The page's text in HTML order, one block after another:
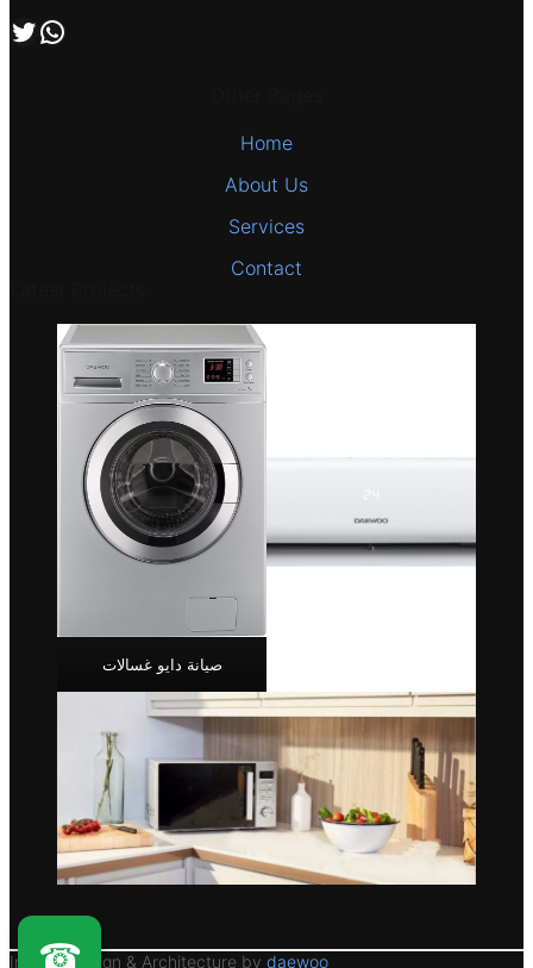
تابعنا علي صفحة التويتر اتصل بنا علي طريق الوتساب
Home
About Us
Services
Contact
صيانة دايو غسالات
Interior Design & Architecture by daewoo
☎